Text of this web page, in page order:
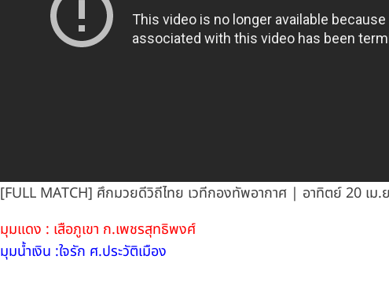
[FULL MATCH] ศึกมวยดีวิถีไทย เวทีกองทัพอากาศ | อาทิตย์ 20 เม.
มุมแดง : เสือภูเขา ก.เพชรสุทธิพงศ์
มุมน้ำเงิน :ใจรัก ศ.ประวัติเมือง